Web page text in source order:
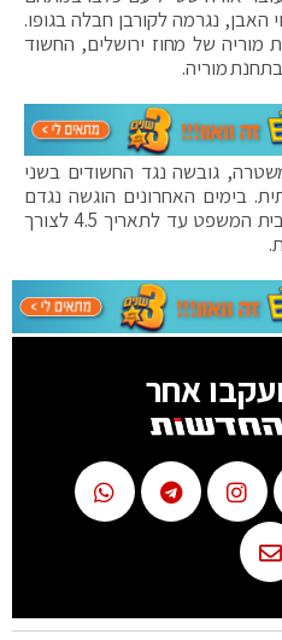
האבן, נגרמה לקורבן חבלה בגופו.
מוריה של מחוז ירושלים, החשוד
מוריה.
גובשה נגד החשודים בשני
בימים האחרונים הוגשה נגדם
הצהרת תובע ומעצרם הוארך בבית המשפט עד לתאריך 4.5 לצורך
אחר